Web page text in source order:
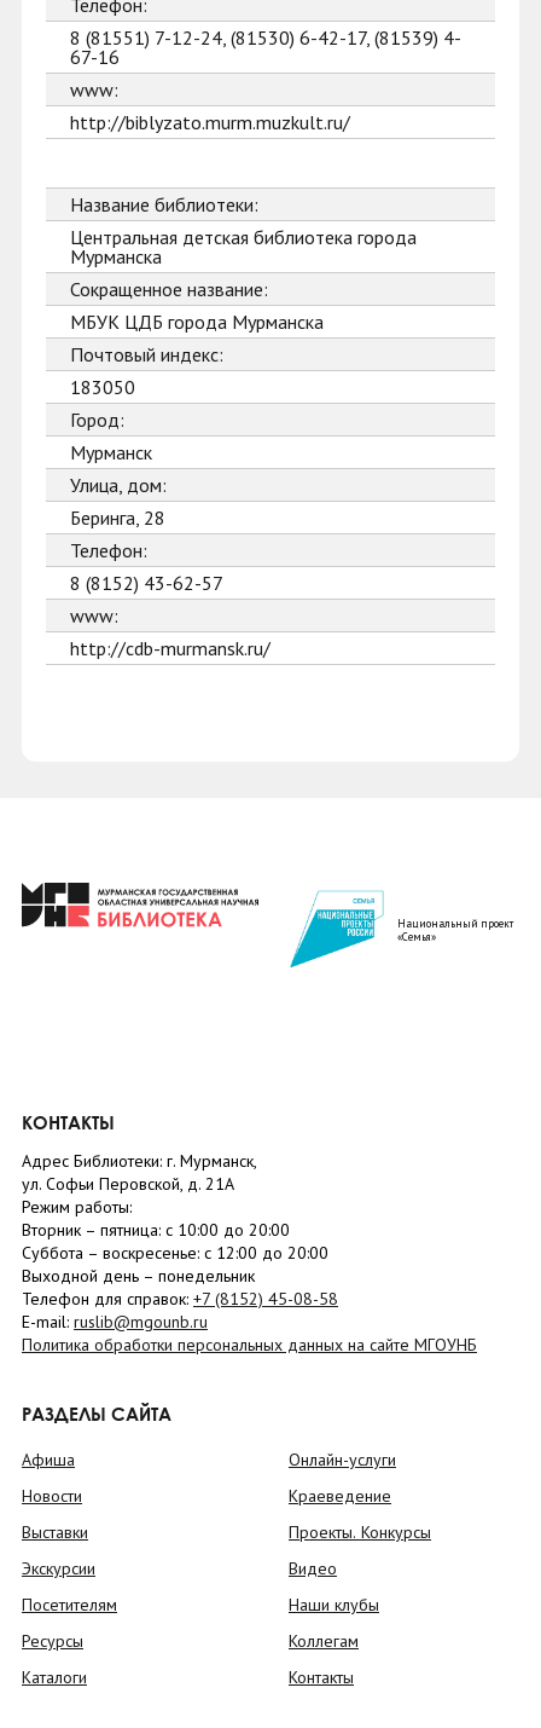
Телефон:
8 (81551) 7-12-24, (81530) 6-42-17, (81539) 4-
67-16
www:
http://biblyzato.murm.muzkult.ru/
Название библиотеки:
Центральная детская библиотека города
Мурманска
Сокращенное название:
МБУК ЦДБ города Мурманска
Почтовый индекс:
183050
Город:
Мурманск
Улица, дом:
Беринга, 28
Телефон:
8 (8152) 43-62-57
www:
http://cdb-murmansk.ru/
Национальный проект
«Семья»
КОНТАКТЫ
Адрес Библиотеки: г. Мурманск,
ул. Софьи Перовской, д. 21А
Режим работы:
Вторник – пятница: с 10:00 до 20:00
Суббота – воскресенье: c 12:00 до 20:00
Выходной день – понедельник
Телефон для справок: +7 (8152) 45-08-58
E-mail: ruslib@mgounb.ru
Политика обработки персональных данных на сайте МГОУНБ
РАЗДЕЛЫ САЙТА
Афиша
Новости
Выставки
Экскурсии
Посетителям
Ресурсы
Каталоги
Онлайн-услуги
Краеведение
Проекты. Конкурсы
Видео
Наши клубы
Коллегам
Контакты